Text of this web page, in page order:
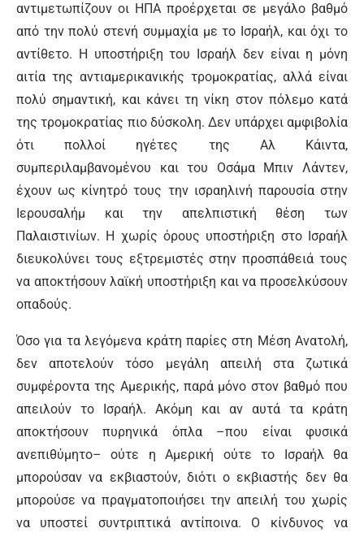
αντιμετωπίζουν οι ΗΠΑ προέρχεται σε μεγάλο βαθμό
από την πολύ στενή συμμαχία με το Ισραήλ, και όχι το
αντίθετο. Η υποστήριξη του Ισραήλ δεν είναι η μόνη
αιτία της αντιαμερικανικής τρομοκρατίας, αλλά είναι
πολύ σημαντική, και κάνει τη νίκη στον πόλεμο κατά
της τρομοκρατίας πιο δύσκολη. Δεν υπάρχει αμφιβολία
ότι πολλοί ηγέτες της Αλ Κάιντα,
συμπεριλαμβανομένου και του Οσάμα Μπιν Λάντεν,
έχουν ως κίνητρό τους την ισραηλινή παρουσία στην
Ιερουσαλήμ και την απελπιστική θέση των
Παλαιστινίων. Η χωρίς όρους υποστήριξη στο Ισραήλ
διευκολύνει τους εξτρεμιστές στην προσπάθειά τους
να αποκτήσουν λαϊκή υποστήριξη και να προσελκύσουν
οπαδούς.
Όσο για τα λεγόμενα κράτη παρίες στη Μέση Ανατολή,
δεν αποτελούν τόσο μεγάλη απειλή στα ζωτικά
συμφέροντα της Αμερικής, παρά μόνο στον βαθμό που
απειλούν το Ισραήλ. Ακόμη και αν αυτά τα κράτη
αποκτήσουν πυρηνικά όπλα –που είναι φυσικά
ανεπιθύμητο– ούτε η Αμερική ούτε το Ισραήλ θα
μπορούσαν να εκβιαστούν, διότι ο εκβιαστής δεν θα
μπορούσε να πραγματοποιήσει την απειλή του χωρίς
να υποστεί συντριπτικά αντίποινα. Ο κίνδυνος να